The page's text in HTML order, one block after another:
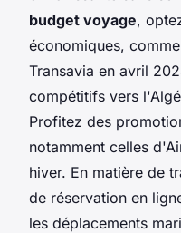
budget voyage,
économiques,
Transavia en avril
compétitifs vers
Profitez des
notamment celles
hiver. En matière de
de réservation en
les déplacements